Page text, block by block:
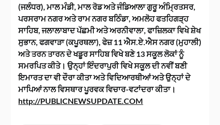
(ਜਲੰਧਰ), ਮਾਲ ਮੰਡੀ, ਮਾਲ ਰੋਡ ਅਤੇ ਜੰਡਿਆਲਾ ਗੁਰੂ ਅੰਮ੍ਰਿਤਸਰ,
ਪਰਸਰਾਮ ਨਗਰ ਅਤੇ ਰਾਮ ਨਗਰ ਬਠਿੰਡਾ, ਅਮਲੋਹ ਫਤਹਿਗੜ੍ਹ
ਸਾਹਿਬ, ਜਲਾਲਾਬਾਦ ਪੱਛਮੀ ਅਤੇ ਅਰਨੀਵਾਲਾ, ਫਾਜ਼ਿਲਕਾ ਵਿਖੇ ਸ਼ੇਖ
ਸੁਭਾਨ, ਫਗਵਾੜਾ (ਕਪੂਰਥਲਾ), ਫੇਜ਼ 11 ਐਸ.ਏ.ਐਸ ਨਗਰ (ਮੁਹਾਲੀ)
ਅਤੇ ਤਰਨ ਤਾਰਨ ਦੇ ਖਡੂਰ ਸਾਹਿਬ ਵਿਖੇ ਬਣੇ 13 ਸਕੂਲ ਲੋਕਾਂ ਨੂੰ
ਸਮਰਪਿਤ ਕੀਤੇ। ਉਨ੍ਹਾਂ ਇੰਦਰਾਪੁਰੀ ਵਿਖੇ ਸਕੂਲ ਦੀ ਨਵੀਂ ਬਣੀ
ਇਮਾਰਤ ਦਾ ਵੀ ਦੌਰਾ ਕੀਤਾ ਅਤੇ ਵਿਦਿਆਰਥੀਆਂ ਅਤੇ ਉਨ੍ਹਾਂ ਦੇ
ਮਾਪਿਆਂ ਨਾਲ ਵਿਸਥਾਰ ਪੂਰਵਕ ਵਿਚਾਰ-ਵਟਾਂਦਰਾ ਕੀਤਾ।
http://PUBLICNEWSUPDATE.COM